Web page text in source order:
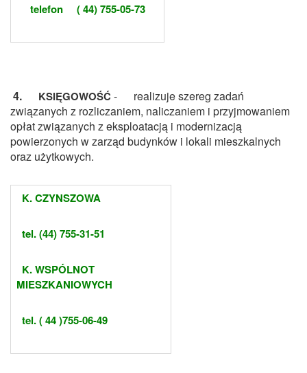
telefon ( 44) 755-05-73
4. KSIĘGOWOŚĆ- realizuje szereg zadań
związanych z rozliczaniem, naliczaniem i przyjmowaniem
opłat związanych z eksploatacją i modernizacją
powierzonych w zarząd budynków i lokali mieszkalnych
oraz użytkowych.
K. CZYNSZOWA
tel. (44) 755-31-51
K. WSPÓLNOT
MIESZKANIOWYCH
tel. ( 44 )755-06-49